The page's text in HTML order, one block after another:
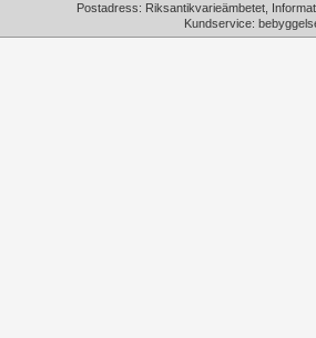
Postadress: Riksantikvarieämbetet,
Kundservice: